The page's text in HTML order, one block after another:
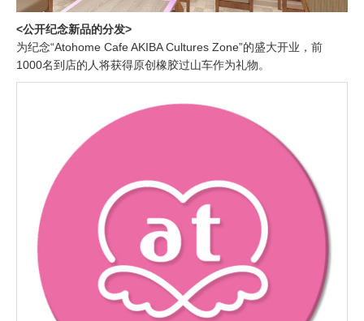
<公开纪念新品的分发>
为纪念“Atohome Cafe AKIBA Cultures Zone”的盛大开业，前
1000名到店的人将获得原创橡胶过山车作为礼物。